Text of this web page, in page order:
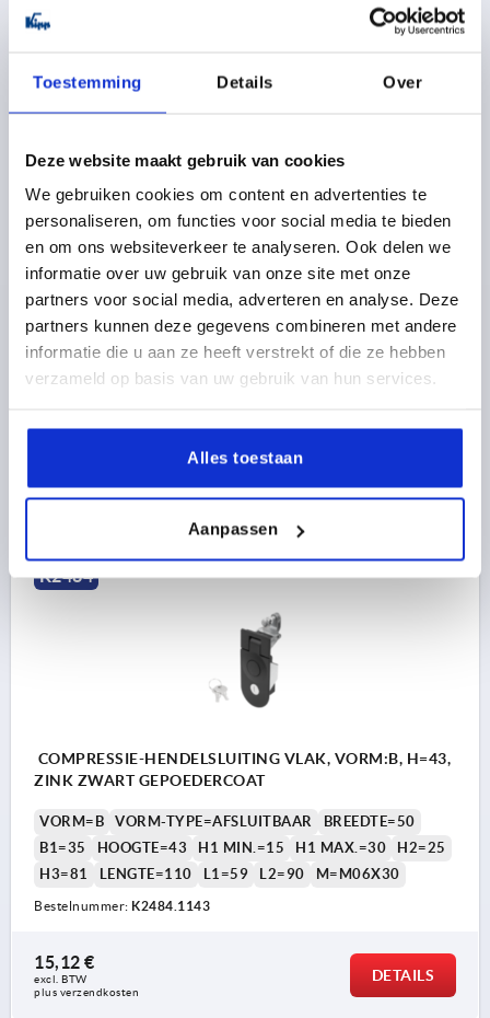
Toestemming Details Over
Deze website maakt gebruik van cookies
We gebruiken cookies om content en advertenties te
personaliseren, om functies voor social media te bieden
en om ons websiteverkeer te analyseren. Ook delen we
informatie over uw gebruik van onze site met onze
partners voor social media, adverteren en analyse. Deze
partners kunnen deze gegevens combineren met andere
informatie die u aan ze heeft verstrekt of die ze hebben
verzameld op basis van uw gebruik van hun services.
Alles toestaan
Aanpassen
excl. BTW
plus verzendkosten
DETAILS
K2484
COMPRESSIE-HENDELSLUITING VLAK, VORM:B, H=29,
ZINK ZWART GEPOEDERCOAT
VORM-TYPE=AFSLUITBAAR
LENGTE=110
L2=90
excl. BTW
DETAILS
K2484
COMPRESSIE-HENDELSLUITING VLAK, VORM:B, H=43,
ZINK ZWART GEPOEDERCOAT
VORM=B VORM-TYPE=AFSLUITBAAR
BREEDTE=50
B1=35
HOOGTE=43 H1 MIN.=15 H1 MAX.=30
H2=25
H3=81
LENGTE=110 L1=59 L2=90 M=M06X30
Bestelnummer: K2484.1143
15,12 €
excl. BTW
plus verzendkosten
DETAILS